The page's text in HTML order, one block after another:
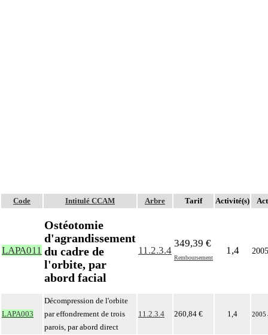
Code Intitulé CCAM Arbre Tarif Activité(s)
LAPA011
Ostéotomie
d'agrandissement
du cadre de
l'orbite, par
abord facial
11.2.3.4
349,39 €
Remboursement
1,4 2005
LAPA003
Décompression de l'orbite
par effondrement de trois
parois, par abord direct
11.2.3.4 260,84 € 1,4 2005